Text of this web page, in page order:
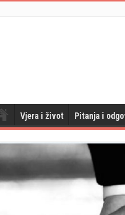
Vjera i život Pitanja i